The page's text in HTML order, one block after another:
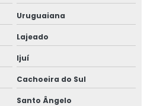
Uruguaiana
Lajeado
Ijuí
Cachoeira do Sul
Santo Ângelo